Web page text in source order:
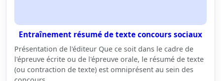
Entraînement résumé de texte concours sociaux
Présentation de l'éditeur Que ce soit dans le cadre de
l'épreuve écrite ou de l'épreuve orale, le résumé de texte
(ou contraction de texte) est omniprésent au sein des